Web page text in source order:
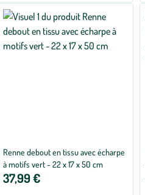
Renne debout en tissu avec écharpe
à motifs vert - 22 x 17 x 50 cm
37,99 €